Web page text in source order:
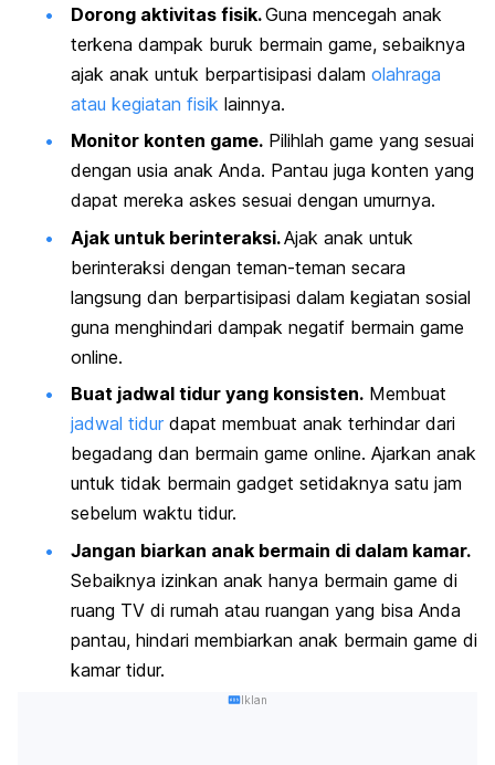
Dorong aktivitas fisik.Guna mencegah anak
terkena dampak buruk bermain game, sebaiknya
ajak anak untuk berpartisipasi dalam olahraga
atau kegiatan fisik lainnya.
Monitor konten game. Pilihlah game yang sesuai
dengan usia anak Anda. Pantau juga konten yang
dapat mereka askes sesuai dengan umurnya.
Ajak untuk berinteraksi.Ajak anak untuk
berinteraksi dengan teman-teman secara
langsung dan berpartisipasi dalam kegiatan sosial
guna menghindari dampak negatif bermain game
online.
Buat jadwal tidur yang konsisten. Membuat
jadwal tidur dapat membuat anak terhindar dari
begadang dan bermain game online. Ajarkan anak
untuk tidak bermain gadget setidaknya satu jam
sebelum waktu tidur.
Jangan biarkan anak bermain di dalam kamar.
Sebaiknya izinkan anak hanya bermain game di
ruang TV di rumah atau ruangan yang bisa Anda
pantau, hindari membiarkan anak bermain game di
kamar tidur.
Iklan